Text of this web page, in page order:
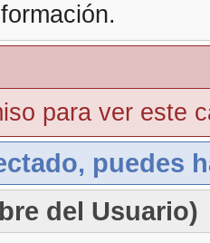
para ver este
puedes
del Usuario)